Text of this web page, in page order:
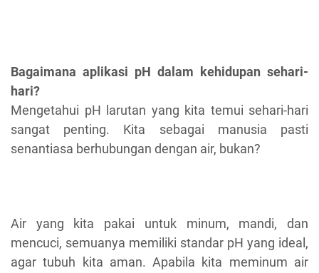
Bagaimana aplikasi pH dalam kehidupan sehari-
hari?
Mengetahui pH larutan yang kita temui sehari-hari
sangat penting. Kita sebagai manusia pasti
senantiasa berhubungan dengan air, bukan?
Air yang kita pakai untuk minum, mandi, dan
mencuci, semuanya memiliki standar pH yang ideal,
agar tubuh kita aman. Apabila kita meminum air